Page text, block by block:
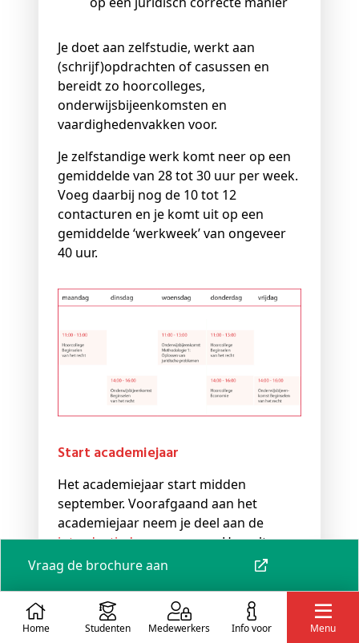
Je doet aan zelfstudie, werkt aan
(schrijf)opdrachten of casussen en
bereidt zo hoorcolleges,
onderwijsbijeenkomsten en
vaardighedenvakken voor.
Je zelfstandige werk komt neer op een
gemiddelde van 28 tot 30 uur per week.
Voeg daarbij nog de 10 tot 12
contacturen en je komt uit op een
gemiddelde ‘werkweek’ van ongeveer
40 uur.
Start academiejaar
Het academiejaar start midden
september. Voorafgaand aan het
academiejaar neem je deel aan de
introductiedagop campus Hasselt
(Oude Gevangenis).
Waar heb je les?
Vraag de brochure aan
Home Studenten Medewerkers info voor Menu